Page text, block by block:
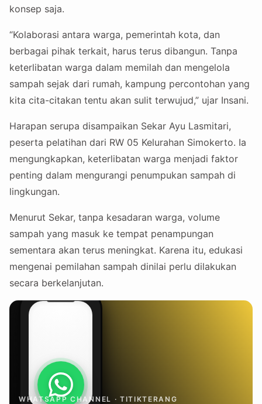
konsep saja.
“Kolaborasi antara warga, pemerintah kota, dan
berbagai pihak terkait, harus terus dibangun. Tanpa
keterlibatan warga dalam memilah dan mengelola
sampah sejak dari rumah, kampung percontohan yang
kita cita-citakan tentu akan sulit terwujud,” ujar Insani.
Harapan serupa disampaikan Sekar Ayu Lasmitari,
peserta pelatihan dari RW 05 Kelurahan Simokerto. Ia
mengungkapkan, keterlibatan warga menjadi faktor
penting dalam mengurangi penumpukan sampah di
lingkungan.
Menurut Sekar, tanpa kesadaran warga, volume
sampah yang masuk ke tempat penampungan
sementara akan terus meningkat. Karena itu, edukasi
mengenai pemilahan sampah dinilai perlu dilakukan
secara berkelanjutan.
WHATSAPP CHANNEL · TITIKTERANG